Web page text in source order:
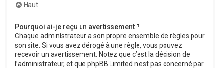
Haut
Pourquoi ai-je reçu un avertissement ?
Chaque administrateur a son propre ensemble de règles pour
son site. Si vous avez dérogé à une règle, vous pouvez
recevoir un avertissement. Notez que c’est la décision de
l’administrateur, et que phpBB Limited n’est pas concerné par